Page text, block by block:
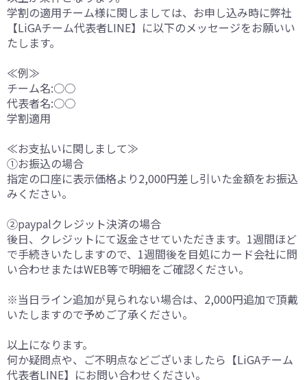
学割の適用チーム様に関しましては、お申し込み時に弊社
【LiGAチーム代表者LINE】に以下のメッセージをお願いい
たします。
≪例≫
チーム名:○○
代表者名:○○
学割適用
≪お支払いに関しまして≫
①お振込の場合
指定の口座に表示価格より2,000円差し引いた金額をお振込
みください。
②paypalクレジット決済の場合
後日、クレジットにて返金させていただきます。1週間ほど
で手続きいたしますので、1週間後を目処にカード会社に問
い合わせまたはWEB等で明細をご確認ください。
※当日ライン追加が見られない場合は、2,000円追加で頂戴
いたしますので予めご了承ください。
以上になります。
何か疑問点や、ご不明点などございましたら【LiGAチーム
代表者LINE】にお問い合わせください。